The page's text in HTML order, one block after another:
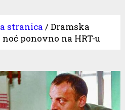
stranica /Dramska
ponovno na HRT-u